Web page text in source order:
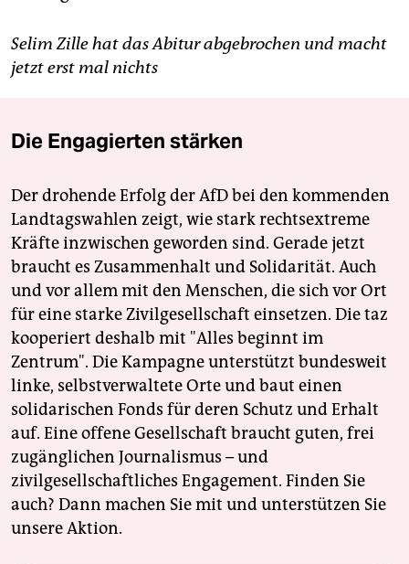
Selim Zille hat das Abitur abgebrochen und macht
jetzt erst mal nichts
Die Engagierten stärken
Der drohende Erfolg der AfD bei den kommenden
Landtagswahlen zeigt, wie stark rechtsextreme
Kräfte inzwischen geworden sind. Gerade jetzt
braucht es Zusammenhalt und Solidarität. Auch
und vor allem mit den Menschen, die sich vor Ort
für eine starke Zivilgesellschaft einsetzen. Die taz
kooperiert deshalb mit "Alles beginnt im
Zentrum". Die Kampagne unterstützt bundesweit
linke, selbstverwaltete Orte und baut einen
solidarischen Fonds für deren Schutz und Erhalt
auf. Eine offene Gesellschaft braucht guten, frei
zugänglichen Journalismus – und
zivilgesellschaftliches Engagement. Finden Sie
auch? Dann machen Sie mit und unterstützen Sie
unsere Aktion.